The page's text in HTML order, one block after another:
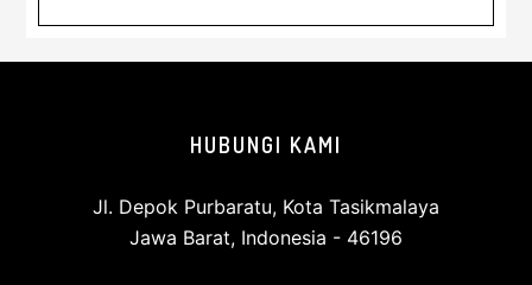
HUBUNGI KAMI
Jl. Depok Purbaratu, Kota Tasikmalaya
Jawa Barat, Indonesia - 46196